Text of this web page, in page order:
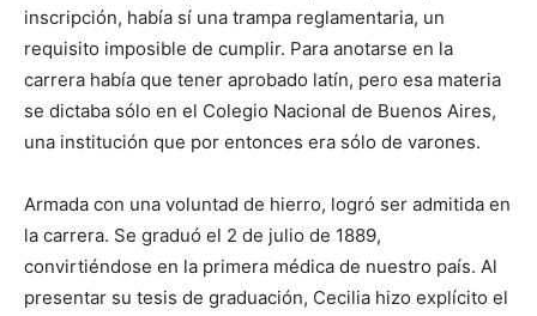
inscripción, había sí una trampa reglamentaria, un
requisito imposible de cumplir. Para anotarse en la
carrera había que tener aprobado latín, pero esa materia
se dictaba sólo en el Colegio Nacional de Buenos Aires,
una institución que por entonces era sólo de varones.
Armada con una voluntad de hierro, logró ser admitida en
la carrera. Se graduó el 2 de julio de 1889,
convirtiéndose en la primera médica de nuestro país. Al
presentar su tesis de graduación, Cecilia hizo explícito el